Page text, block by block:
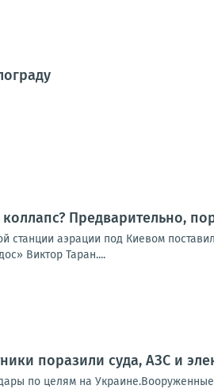
Предварительно,
станции аэрации под Киевом
Виктор Таран....
поразили суда, АЗС и
по целям на